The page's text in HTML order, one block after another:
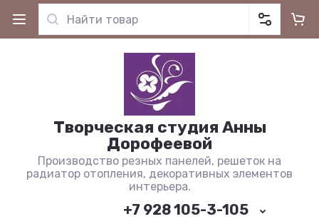
Творческая студия Анны
Дорофеевой
Производство резных панелей, решеток на
радиатор отопления, декоративных элементов
интерьера.
+7 928 105-3-105